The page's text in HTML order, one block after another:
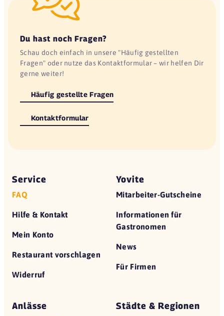
Du hast noch Fragen?
Schau doch einfach in unsere "Häufig gestellten
Fragen" oder nutze das Kontaktformular – wir helfen Dir
gerne weiter!
Häufig gestellte Fragen
Kontaktformular
Service
FAQ
Hilfe & Kontakt
Mein Konto
Restaurant vorschlagen
Widerruf
Yovite
Mitarbeiter-Gutscheine
Informationen für
Gastronomen
News
Für Firmen
Anlässe Städte & Regionen